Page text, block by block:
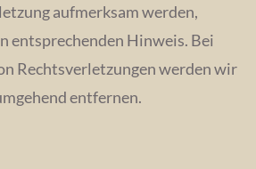
aufmerksam werden,
entsprechenden Hinweis. Bei
Rechtsverletzungen werden wir
entfernen.